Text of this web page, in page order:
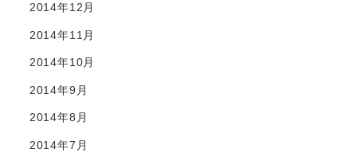
2014年12月
2014年11月
2014年10月
2014年9月
2014年8月
2014年7月